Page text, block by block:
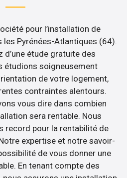
pour l’installation de
les Pyrénées-Atlantiques (64).
d’une étude gratuite des
étudions soigneusement
de votre logement,
contraintes alentours.
vous dire dans combien
sera rentable. Nous
record pour la rentabilité de
expertise et notre savoir-
de vous donner une
En tenant compte des